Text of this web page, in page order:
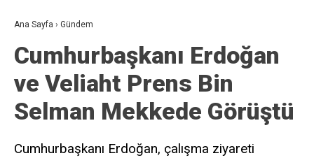
Ana Sayfa › Gündem
Cumhurbaşkanı Erdoğan
ve Veliaht Prens Bin
Selman Mekkede Görüştü
Cumhurbaşkanı Erdoğan, çalışma ziyareti